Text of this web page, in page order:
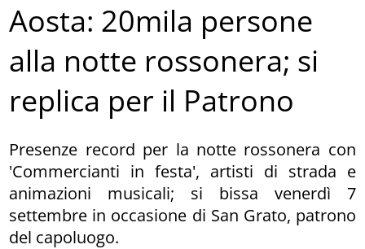
Aosta: 20mila persone
alla notte rossonera; si
replica per il Patrono
Presenze record per la notte rossonera con
'Commercianti in festa', artisti di strada e
animazioni musicali; si bissa venerdì 7
settembre in occasione di San Grato, patrono
del capoluogo.